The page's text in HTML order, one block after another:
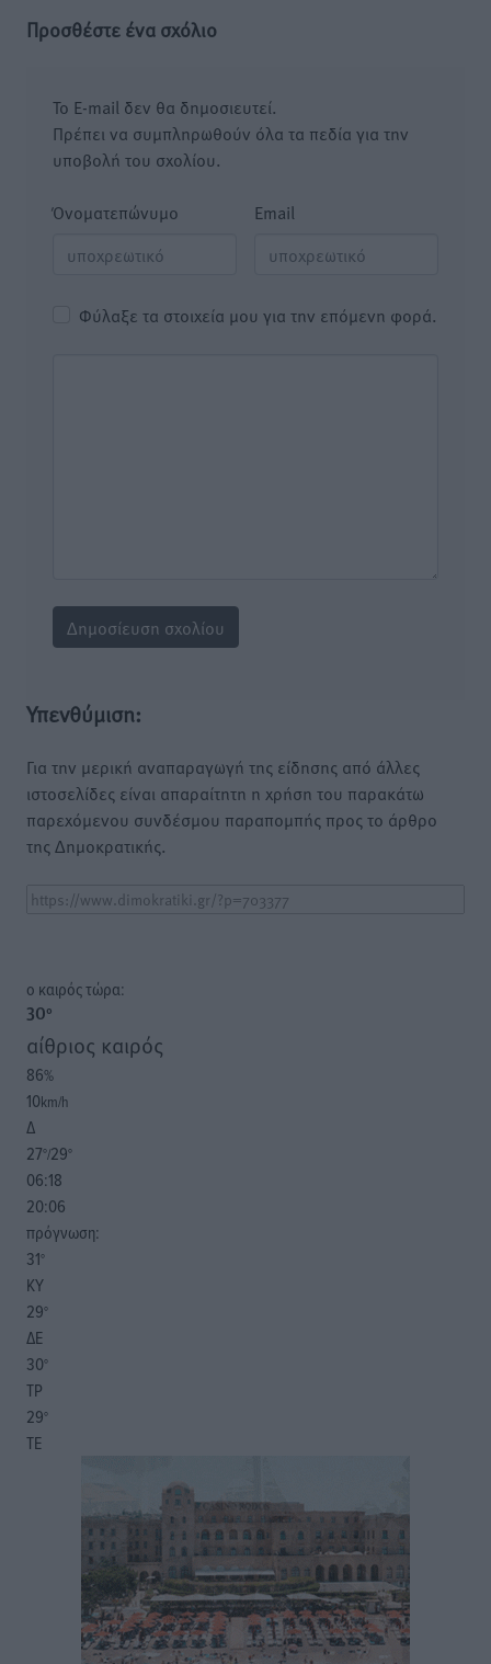
Προσθέστε ένα σχόλιο
Το E-mail δεν θα δημοσιευτεί.
Πρέπει να συμπληρωθούν όλα τα πεδία για την
υποβολή του σχολίου.
Όνοματεπώνυμο Email
Φύλαξε τα στοιχεία μου για την επόμενη φορά.
Υπενθύμιση:
Για την μερική αναπαραγωγή της είδησης από άλλες
ιστοσελίδες είναι απαραίτητη η χρήση του παρακάτω
παρεχόμενου συνδέσμου παραπομπής προς το άρθρο
της Δημοκρατικής.
o καιρός τώρα:
30°
αίθριος καιρός
86%
10km/h
Δ
27°/29°
06:18
20:06
πρόγνωση:
31°
ΚΥ
29°
ΔΕ
30°
ΤΡ
29°
ΤΕ